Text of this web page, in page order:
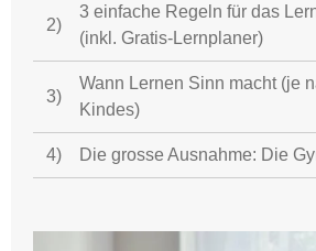
2)
3 einfache Regeln für das
(inkl. Gratis-Lernplaner)
3)
Wann Lernen Sinn macht (je
Kindes)
4) Die grosse Ausnahme: Die